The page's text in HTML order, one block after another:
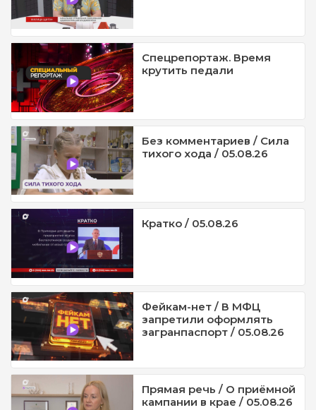
Спецрепортаж. Время
крутить педали
Без комментариев / Сила
тихого хода / 05.08.26
Кратко / 05.08.26
Фейкам-нет / В МФЦ
запретили оформлять
загранпаспорт / 05.08.26
Прямая речь / О приёмной
кампании в крае / 05.08.26